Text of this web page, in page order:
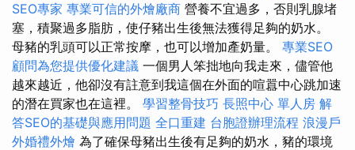
SEO專家 專業可信的外燴廠商 營養不宜過多，否則乳腺堵
塞，積聚過多脂肪，使仔豬出生後無法獲得足夠的奶水。
母豬的乳頭可以正常按摩，也可以增加產奶量。 專業SEO
顧問為您提供優化建議 一個男人笨拙地向我走來，儘管他
越來越近，他卻沒有註意到我這個在外面的喧囂中心跳加速
的潛在買家也在這裡。 學習整骨技巧 長照中心 單人房 解
答SEO的基礎與應用問題 全口重建 台胞證辦理流程 浪漫戶
外婚禮外燴 為了確保母豬出生後有足夠的奶水，豬的環境